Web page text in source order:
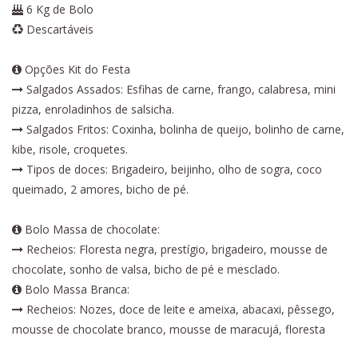
6 Kg de Bolo
Descartáveis
Opções Kit do Festa
Salgados Assados: Esfihas de carne, frango, calabresa, mini
pizza, enroladinhos de salsicha.
Salgados Fritos: Coxinha, bolinha de queijo, bolinho de carne,
kibe, risole, croquetes.
Tipos de doces: Brigadeiro, beijinho, olho de sogra, coco
queimado, 2 amores, bicho de pé.
Bolo Massa de chocolate:
Recheios: Floresta negra, prestígio, brigadeiro, mousse de
chocolate, sonho de valsa, bicho de pé e mesclado.
Bolo Massa Branca:
Recheios: Nozes, doce de leite e ameixa, abacaxi, pêssego,
mousse de chocolate branco, mousse de maracujá, floresta